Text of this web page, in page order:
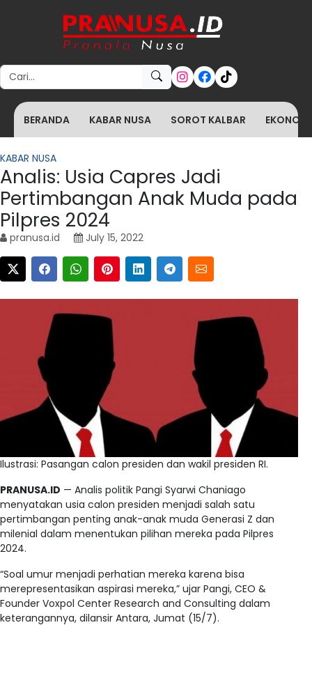
Search for:
BERANDA KABAR NUSA SOROT KALBAR
KABAR NUSA
Analis: Usia Capres Jadi
Pertimbangan Anak Muda pada
Pilpres 2024
pranusa.id July 15, 2022
Ilustrasi: Pasangan calon presiden dan wakil presiden RI.
PRANUSA.ID — Analis politik Pangi Syarwi Chaniago
menyatakan usia calon presiden menjadi salah satu
pertimbangan penting anak-anak muda Generasi Z dan
milenial dalam menentukan pilihan mereka pada Pilpres
2024.
“Soal umur menjadi perhatian mereka karena bisa
merepresentasikan aspirasi mereka,” ujar Pangi, CEO &
Founder Voxpol Center Research and Consulting dalam
keterangannya, dilansir Antara, Jumat (15/7).